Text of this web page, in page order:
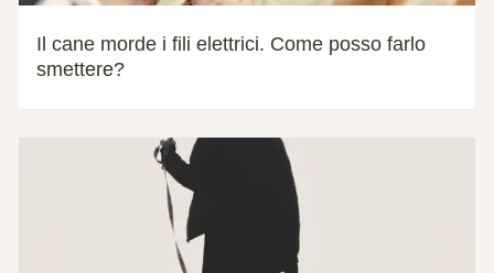
Il cane morde i fili elettrici. Come posso farlo
smettere?